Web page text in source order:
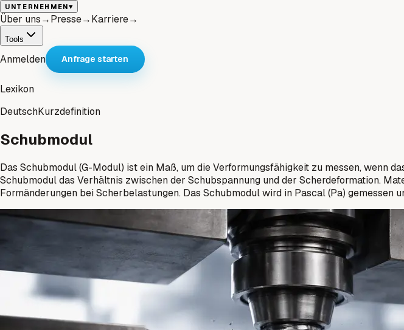
UNTERNEHMEN▾
Über uns→Presse→Karriere→
Tools
Anmelden Anfrage starten
Lexikon
DeutschKurzdefinition
Schubmodul
Das Schubmodul (G-Modul) ist ein Maß, um die Verformungsfähigkeit zu messen, wenn
Schubmodul das Verhältnis zwischen der Schubspannung und der Scherdeformation.
Formänderungen bei Scherbelastungen. Das Schubmodul wird in Pascal (Pa)